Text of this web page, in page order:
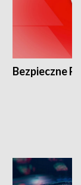
Bezpieczne